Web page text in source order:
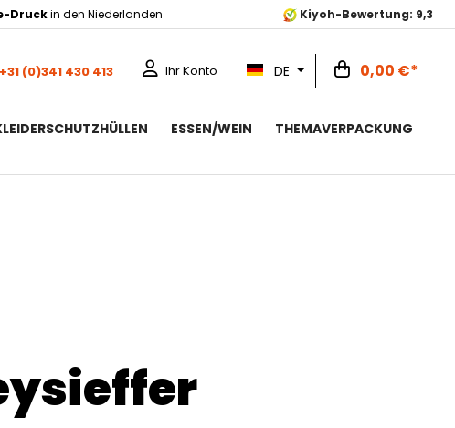
Druckin den Niederlanden Kiyoh-Bewertung: 9,3
+31 (0)341 430 413 Ihr Konto DE 0,00 €*
ESSEN/WEIN
THEMAVERPACKUNG